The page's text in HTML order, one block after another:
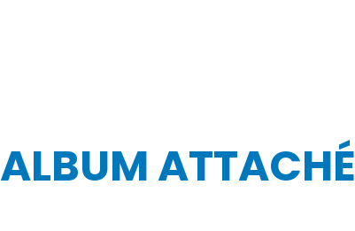
ALBUM ATTACHÉ